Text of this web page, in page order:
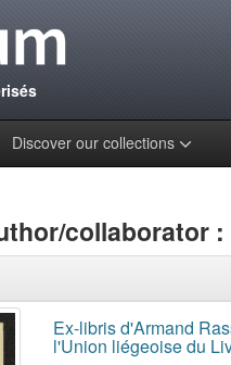
Discover our collections
collaborator
Ex-libris d'Armand
l'Union liégeoise du